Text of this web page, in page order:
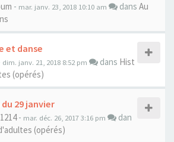
- mar. janv. 23, 2018 10:10 am dans Au
et danse
dim. janv. 21, 2018 8:52 pm dans Hist
(opérés)
29 janvier
- mar. déc. 26, 2017 3:16 pm
dan
(opérés)